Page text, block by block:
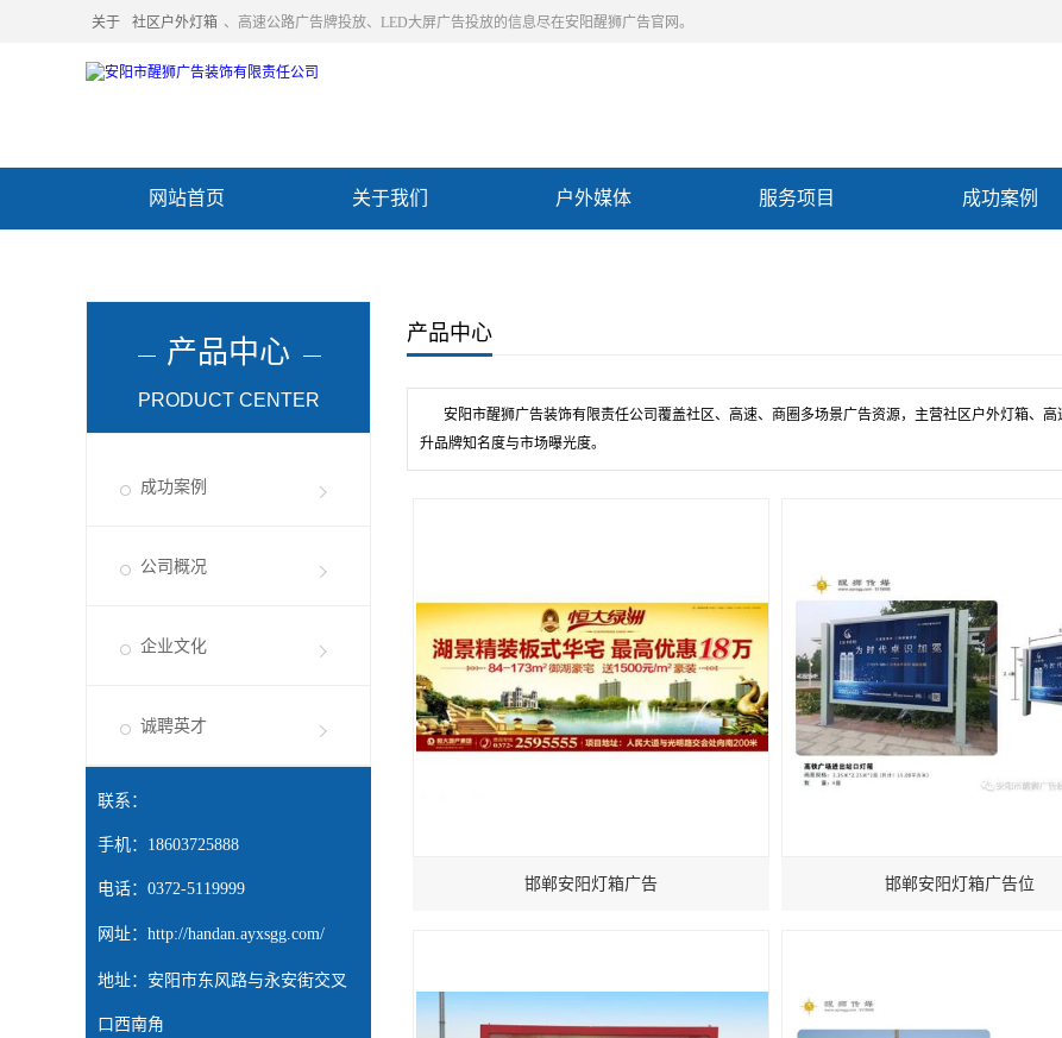
关于 社区户外灯箱 、高速公路广告牌投放、LED大屏广告投放的信息尽在安阳醒狮广告官网。
网站首页 关于我们 户外媒体 服务项目 成功案例
产品中心
PRODUCT CENTER
成功案例
公司概况
企业文化
诚聘英才
联系：
手机：18603725888
电话：0372-5119999
网址： http://handan.ayxsgg.com/
地址：安阳市东风路与永安街交叉
口西南角
产品中心
安阳市醒狮广告装饰有限责任公司覆盖社区、高速、商圈多场景广告资源，主营社区户外灯箱、
升品牌知名度与市场曝光度。
邯郸安阳灯箱广告 邯郸安阳灯箱广告位